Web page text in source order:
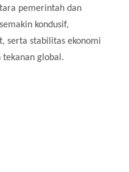
pemerintah dan
kondusif,
serta stabilitas ekonomi
global.